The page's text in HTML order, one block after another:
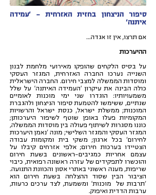
סיפור הניצחון בחזית האזרחית – 'עמידה
איתנה'
אם תרצו, אין זו אגדה...
ההיערכות
על בסיס הלקחים שהופקו מאירועי מלחמת לבנון
השנייה נערכו החברה האזרחית, המגזר העסקי
ומוסדות הממשלה למצבי חירום. החברה הישראלית
כולה הבינה את עיקרון 'העמידה האיתנה' על שלל
משמעויותיו: הוגדרו שני ימי מוכנות לאומיים
שנתיים, ששימשו להטמעת סיפור הניצחון ולהגברת
המוכנות; ממשלת ישראל, כנסת ישראל והרשויות
המקומיות פעלו באופן שוטף לשיפור היערכותן;
כוננו מסגרות לשיתוף פעולה בין מוסדות הממשלה,
המגזר העסקי והמגזר השלישי; מונה 'נאמן היערכות
לחירום' בכל ארגון; משקי בית ומקומות עבודה
הצטיידו בערכות חירום; אלפי אזרחים קיבלו על
עצמם אחריות כמגיבים-ראשונים בשעת חירום
והוכשרו לתפקידים של עזרה ראשונה רפואית, כיבוי
שריפות, מענה ראשוני באתרי אסון והכוונת התנועה.
הציבור הבין שסוד ההצלחה בשעת חירום הוא
'תרבות של מוכנות' ומשמעת, לצד ערכים כרעות,
ערבות הדדית ואיפוק.